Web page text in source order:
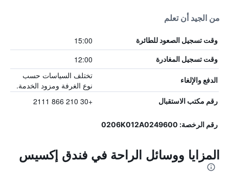
من الجيد أن تعلم
وقت تسجيل الصعود للطائرة 15:00
وقت تسجيل المغادرة 12:00
الدفع والإلغاء
تختلف السياسات حسب
نوع الغرفة ومزود الخدمة.
رقم مكتب الاستقبال +30 210 866 2111
رقم الرخصة: 0206K012A0249600
المزايا ووسائل الراحة في فندق إكسيس